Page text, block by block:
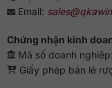
Email:
Chứng nhận kinh
Mã số doanh
Giấy phép bán lẻ